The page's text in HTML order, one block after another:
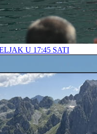
U 17:45 SATI